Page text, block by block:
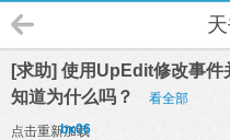
[求助] 使用UpEdit修改事
知道为什么吗？
看全部
点击重新加载
bx06